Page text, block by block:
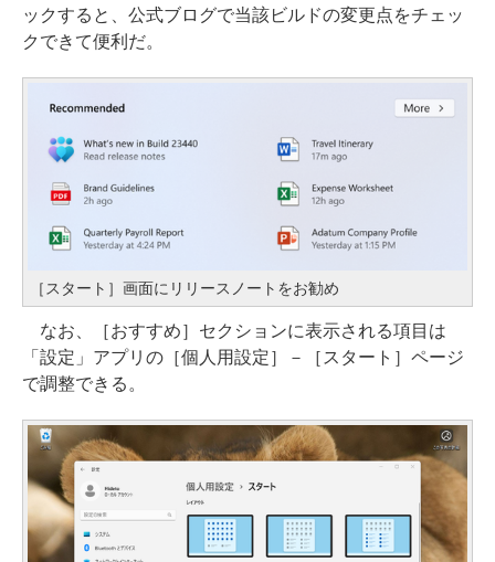
ックすると、公式ブログで当該ビルドの変更点をチェッ
クできて便利だ。
［スタート］画面にリリースノートをお勧め
なお、［おすすめ］セクションに表示される項目は
「設定」アプリの［個人用設定］－［スタート］ページ
で調整できる。